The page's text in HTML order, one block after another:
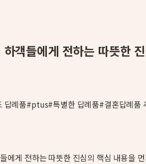
객들에게 전하는 따뜻한
답례품#ptus#특별한 답례품#결혼답례품
에게 전하는 따뜻한 진심의 핵심 내용을